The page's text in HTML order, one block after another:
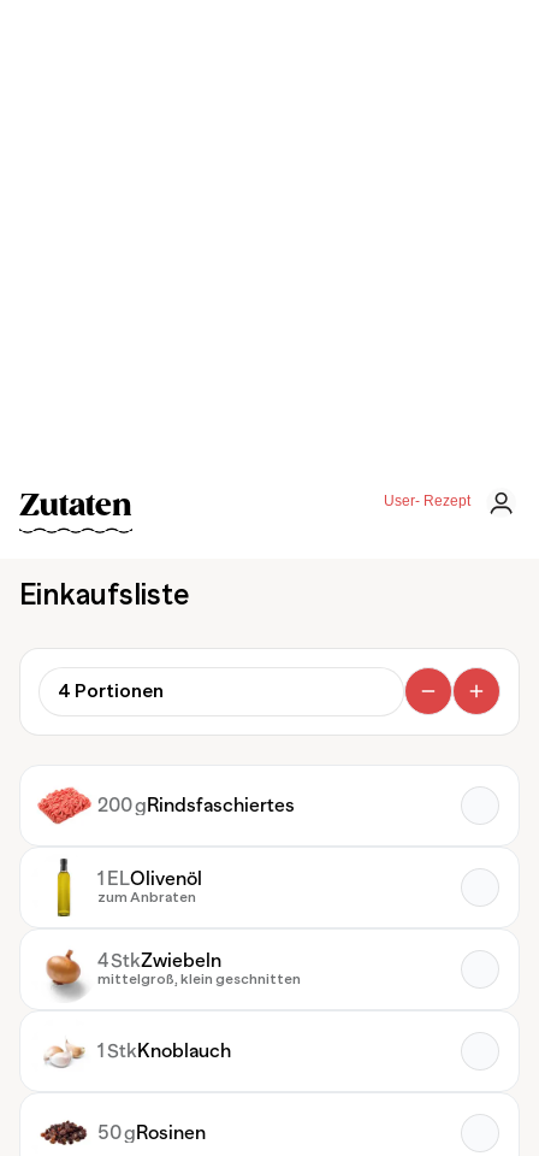
User- Rezept
Zutaten